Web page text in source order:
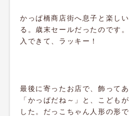
かっぱ橋商店街へ息子と楽し
る。歳末セールだったのです
入できて、ラッキー！
最後に寄ったお店で、飾って
「かっぱだね～」と、こども
した。だっこちゃん人形の形